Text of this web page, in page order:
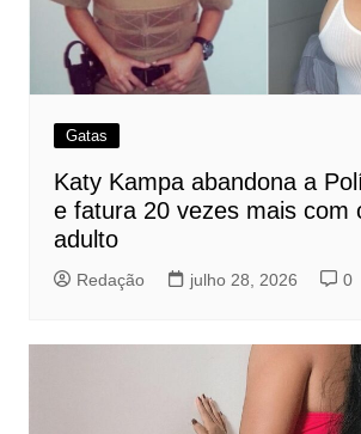
Gatas
Katy Kampa abandona a
e fatura 20 vezes mais com
adulto
Redação julho 28, 2026 0